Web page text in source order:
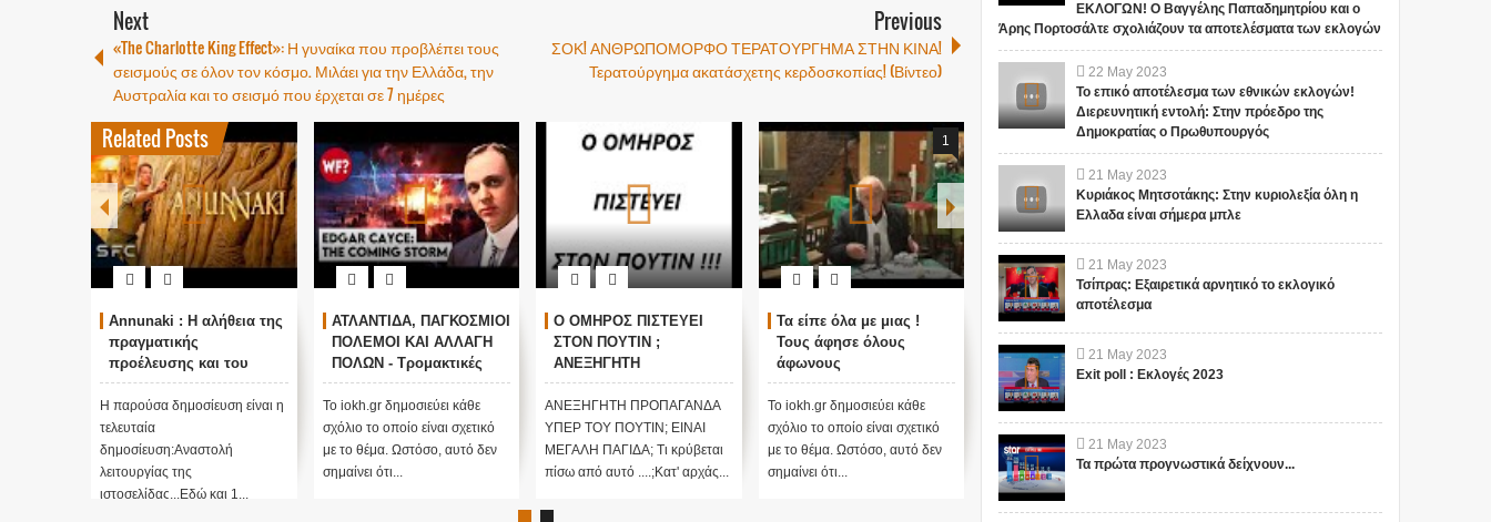
Next
«The Charlotte King Effect»: Η γυναίκα που προβλέπει τους
σεισμούς σε όλον τον κόσμο. Μιλάει για την Ελλάδα, την
Αυστραλία και το σεισμό που έρχεται σε 7 ημέρες
Previous
ΣΟΚ! ΑΝΘΡΩΠΟΜΟΡΦΟ ΤΕΡΑΤΟΥΡΓΗΜΑ ΣΤΗΝ ΚΙΝΑ!
Τερατούργημα ακατάσχετης κερδοσκοπίας! (Βίντεο)
Related Posts
Annunaki : Η αλήθεια της
πραγματικής
προέλευσης και του
σκοπού τους και
αναστολή λειτουργίας
μας ....
Η παρούσα δημοσίευση είναι η
τελευταία
δημοσίευση:Αναστολή
λειτουργίας της
ιστοσελίδας...Εδώ και 1...
ΑΤΛΑΝΤΙΔΑ, ΠΑΓΚΟΣΜΙΟΙ
ΠΟΛΕΜΟΙ ΚΑΙ ΑΛΛΑΓΗ
ΠΟΛΩΝ - Τρομακτικές
προβλέψεις του Edgar
Cayce (Video)
Το iokh.gr δημοσιεύει κάθε
σχόλιο το οποίο είναι σχετικό
με το θέμα. Ωστόσο, αυτό δεν
σημαίνει ότι...
Ο ΟΜΗΡΟΣ ΠΙΣΤΕΥΕΙ
ΣΤΟΝ ΠΟΥΤΙΝ ;
ΑΝΕΞΗΓΗΤΗ
ΠΡΟΠΑΓΑΝΔΑ ΥΠΕΡ ΤΟΥ
ΠΟΥΤΙΝ;
ΑΝΕΞΗΓΗΤΗ ΠΡΟΠΑΓΑΝΔΑ
ΥΠΕΡ ΤΟΥ ΠΟΥΤΙΝ; ΕΙΝΑΙ
ΜΕΓΑΛΗ ΠΑΓΙΔΑ; Τι κρύβεται
πίσω από αυτό ....;Κατ' αρχάς...
1
Τα είπε όλα με μιας !
Τους άφησε όλους
άφωνους
Το iokh.gr δημοσιεύει κάθε
σχόλιο το οποίο είναι σχετικό
με το θέμα. Ωστόσο, αυτό δεν
σημαίνει ότι...
1
"ΣΧΕΔΙΟ ΛΕΩΝΙΔΑΣ": ΤΙ
ΕΤΟΙΜΑΖΟΥΝ ΓΙΑ ΤΗΝ
ΠΑΤΡΙΔΑ ΜΑΣ... ; ΔΕΝ ΤΑ
ΕΙΠΕ ΤΥΧΑΙΑ ΣΤΙΣ
13/11/2015...
Το iokh.gr δημοσιεύει κάθε
σχόλιο το οποίο είναι σχετικό
με το θέμα. Ωστόσο, αυτό δεν
σημαίνει ότι...
σχόλιο το οποίο είναι σχετικό
σημαίνει ότι...
ΕΚΛΟΓΩΝ! Ο Βαγγέλης Παπαδημητρίου και ο
Άρης Πορτοσάλτε σχολιάζουν τα αποτελέσματα των εκλογών
22 May 2023
Το επικό αποτέλεσμα των εθνικών εκλογών!
Διερευνητική εντολή: Στην πρόεδρο της
Δημοκρατίας ο Πρωθυπουργός
21 May 2023
Κυριάκος Μητσοτάκης: Στην κυριολεξία όλη η
Ελλαδα είναι σήμερα μπλε
21 May 2023
Τσίπρας: Εξαιρετικά αρνητικό το εκλογικό
αποτέλεσμα
21 May 2023
Exit poll : Εκλογές 2023
21 May 2023
Τα πρώτα προγνωστικά δείχνουν...